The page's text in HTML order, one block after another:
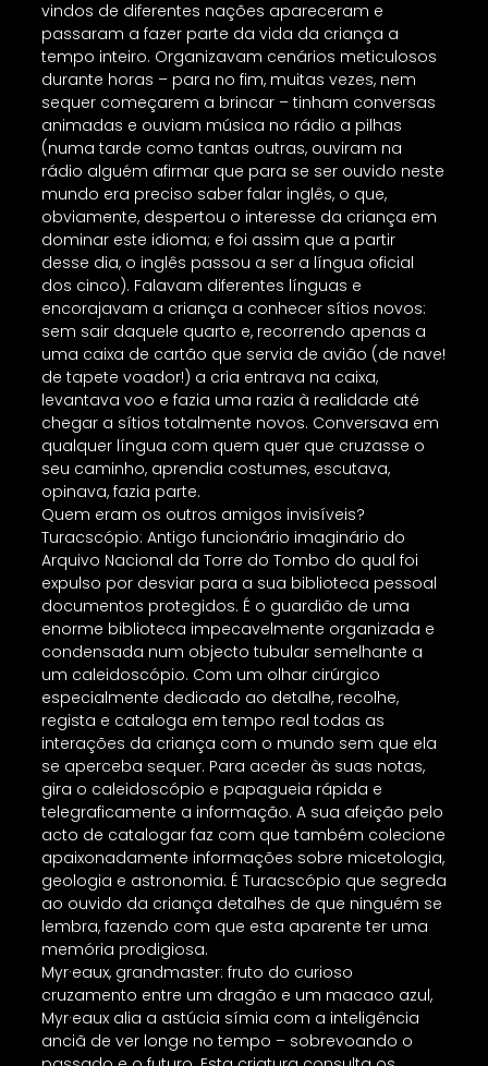
vindos de diferentes nações apareceram e
passaram a fazer parte da vida da criança a
tempo inteiro. Organizavam cenários meticulosos
durante horas – para no fim, muitas vezes, nem
sequer começarem a brincar – tinham conversas
animadas e ouviam música no rádio a pilhas
(numa tarde como tantas outras, ouviram na
rádio alguém afirmar que para se ser ouvido neste
mundo era preciso saber falar inglês, o que,
obviamente, despertou o interesse da criança em
dominar este idioma; e foi assim que a partir
desse dia, o inglês passou a ser a língua oficial
dos cinco). Falavam diferentes línguas e
encorajavam a criança a conhecer sítios novos:
sem sair daquele quarto e, recorrendo apenas a
uma caixa de cartão que servia de avião (de nave!
de tapete voador!) a cria entrava na caixa,
levantava voo e fazia uma razia à realidade até
chegar a sítios totalmente novos. Conversava em
qualquer língua com quem quer que cruzasse o
seu caminho, aprendia costumes, escutava,
opinava, fazia parte.
Quem eram os outros amigos invisíveis?
Turacscópio: Antigo funcionário imaginário do
Arquivo Nacional da Torre do Tombo do qual foi
expulso por desviar para a sua biblioteca pessoal
documentos protegidos. É o guardião de uma
enorme biblioteca impecavelmente organizada e
condensada num objecto tubular semelhante a
um caleidoscópio. Com um olhar cirúrgico
especialmente dedicado ao detalhe, recolhe,
regista e cataloga em tempo real todas as
interações da criança com o mundo sem que ela
se aperceba sequer. Para aceder às suas notas,
gira o caleidoscópio e papagueia rápida e
telegraficamente a informação. A sua afeição pelo
acto de catalogar faz com que também colecione
apaixonadamente informações sobre micetologia,
geologia e astronomia. É Turacscópio que segreda
ao ouvido da criança detalhes de que ninguém se
lembra, fazendo com que esta aparente ter uma
memória prodigiosa.
Myr·eaux, grandmaster: fruto do curioso
cruzamento entre um dragão e um macaco azul,
Myr·eaux alia a astúcia símia com a inteligência
anciã de ver longe no tempo – sobrevoando o